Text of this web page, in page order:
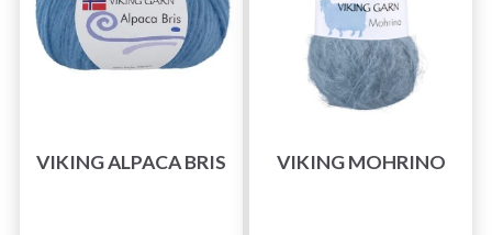
VIKING ALPACA BRIS VIKING MOHRINO